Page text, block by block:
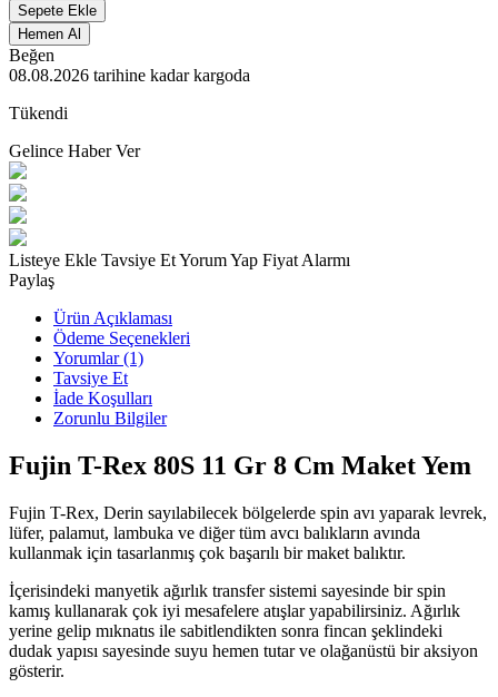
Sepete Ekle
Hemen Al
Beğen
08.08.2026 tarihine kadar kargoda
Tükendi
Gelince Haber Ver
Listeye Ekle Tavsiye EtYorum Yap Fiyat Alarmı
Paylaş
Ürün Açıklaması
Ödeme Seçenekleri
Yorumlar (1)
Tavsiye Et
İade Koşulları
Zorunlu Bilgiler
Fujin T-Rex 80S 11 Gr 8 Cm Maket Yem
Fujin T-Rex, Derin sayılabilecek bölgelerde spin avı yaparak levrek,
lüfer, palamut, lambuka ve diğer tüm avcı balıkların avında
kullanmak için tasarlanmış çok başarılı bir maket balıktır.
İçerisindeki manyetik ağırlık transfer sistemi sayesinde bir spin
kamış kullanarak çok iyi mesafelere atışlar yapabilirsiniz. Ağırlık
yerine gelip mıknatıs ile sabitlendikten sonra fincan şeklindeki
dudak yapısı sayesinde suyu hemen tutar ve olağanüstü bir aksiyon
gösterir.